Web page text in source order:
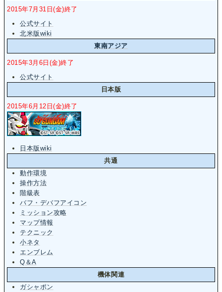
2015年7月31日(金)終了
公式サイト
北米版wiki
東南アジア
2015年3月6日(金)終了
公式サイト
日本版
2015年6月12日(金)終了
日本版wiki
共通
動作環境
操作方法
階級表
バフ・デバフアイコン
ミッション攻略
マップ情報
テクニック
小ネタ
エンブレム
Q＆A
機体関連
ガシャポン